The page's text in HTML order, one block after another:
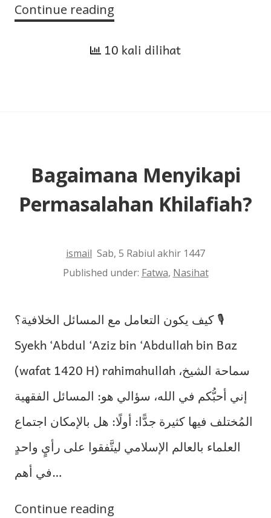
Continue reading
yang
Sepeninggal
Suaminya
10 kali dilihat
Bagaimana Menyikapi
Permasalahan Khilafiah?
ismail Sab, 5 Rabiul akhir 1447
Published under: Fatwa, Nasihat
كيف يكون التعامل مع المسائل الخلافية؟ 🎙
Syekh ‘Abdul ‘Aziz bin ‘Abdullah bin Baz
(wafat 1420 H) rahimahullah سماحة الشيخ،
إني أحبُّكم في الله، سؤالي هو: المسائل الفقهية
المُختلف فيها كثيرة جدًّا: أولًا: هل بالإمكان اجتماع
العلماء بالعالم الإسلامي ليتَّفقوا على رأيٍ واحدٍ
في أهم…
Continue reading